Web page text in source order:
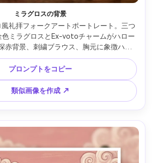
ミラグロスの背景
礼拝フォークアートポートレート。三つ
色ミラグロスとEx-votoチャームがハロー
赤背景、刺繍ブラウス、胸元に象徴ハー
やかな色調、手描きレタブロ質感、象徴的
レンズ、浅い被写界深度、柔らかなシネマ
ティック照明 --ar 4:5
プロンプトをコピー
類似画像を作成 ↗